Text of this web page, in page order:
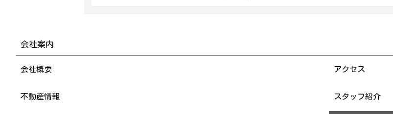
会社案内
会社概要 アクセス
不動産情報 スタッフ紹介